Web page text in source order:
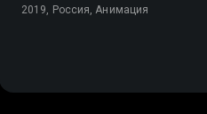
2019, Россия, Анимация